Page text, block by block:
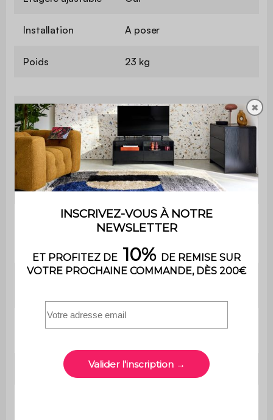
Installation A poser
Poids 23 kg
Nombre de
colis
2
Utilisation Extérieur
Gamme Thira
Le produit est livré en kit à
monter soi-même. Une notice
est fournie
Matière du
Bois
Dimensions 82,5 x 82,5 x 110 cm
✖